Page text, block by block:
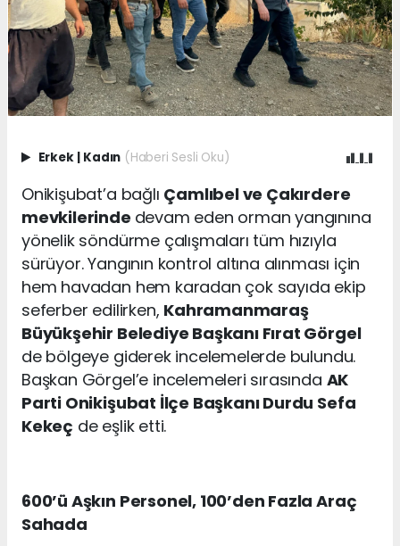
Erkek Kadın (Haberi Sesli Oku)
Onikişubat’a bağlı Çamlıbel ve Çakırdere
mevkilerinde devam eden orman yangınına
yönelik söndürme çalışmaları tüm hızıyla
sürüyor. Yangının kontrol altına alınması için
hem havadan hem karadan çok sayıda ekip
seferber edilirken, Kahramanmaraş
Büyükşehir Belediye Başkanı Fırat Görgel
de bölgeye giderek incelemelerde bulundu.
Başkan Görgel’e incelemeleri sırasında AK
Parti Onikişubat İlçe Başkanı Durdu Sefa
Kekeç de eşlik etti.
600’ü Aşkın Personel, 100’den Fazla Araç
Sahada